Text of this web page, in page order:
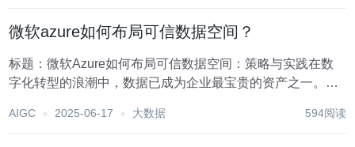
微软azure如何布局可信数据空间？
标题：微软Azure如何布局可信数据空间：策略与实践在数
字化转型的浪潮中，数据已成为企业最宝贵的资产之一。然
保数据的安全性、隐私性和合规性，构建一个可信的数据空
AIGC 2025-06-17 大数据 594阅读